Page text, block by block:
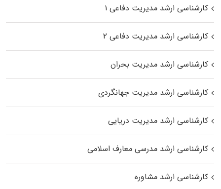
کارشناسی ارشد مدیریت دفاعی ۱
کارشناسی ارشد مدیریت دفاعی ۲
کارشناسی ارشد مدیریت بحران
کارشناسی ارشد مدیریت جهانگردی
کارشناسی ارشد مدیریت دریایی
کارشناسی ارشد مدرسی معارف اسلامی
کارشناسی ارشد مشاوره